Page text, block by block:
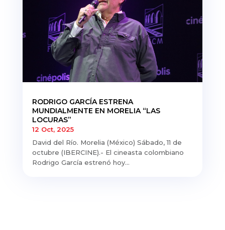
RODRIGO GARCÍA ESTRENA
MUNDIALMENTE EN MORELIA “LAS
LOCURAS”
12 Oct, 2025
David del Río. Morelia (México) Sábado, 11 de
octubre (IBERCINE).- El cineasta colombiano
Rodrigo García estrenó hoy...